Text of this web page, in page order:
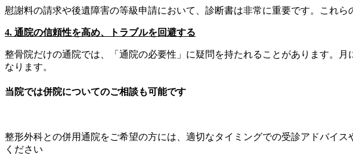
慰謝料の請求や後遺障害の等級申請において、診断書は非常に重要です。これ
4. 通院の信頼性を高め、トラブルを回避する
整骨院だけの通院では、「通院の必要性」に疑問を持たれることがあります。
なります。
当院では併院についてのご相談も可能です
整形外科との併用通院をご希望の方には、適切なタイミングでの受診アドバイ
ください